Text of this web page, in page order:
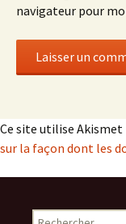
navigateur pour
Ce site utilise Akismet
sur la façon dont les
Rechercher :